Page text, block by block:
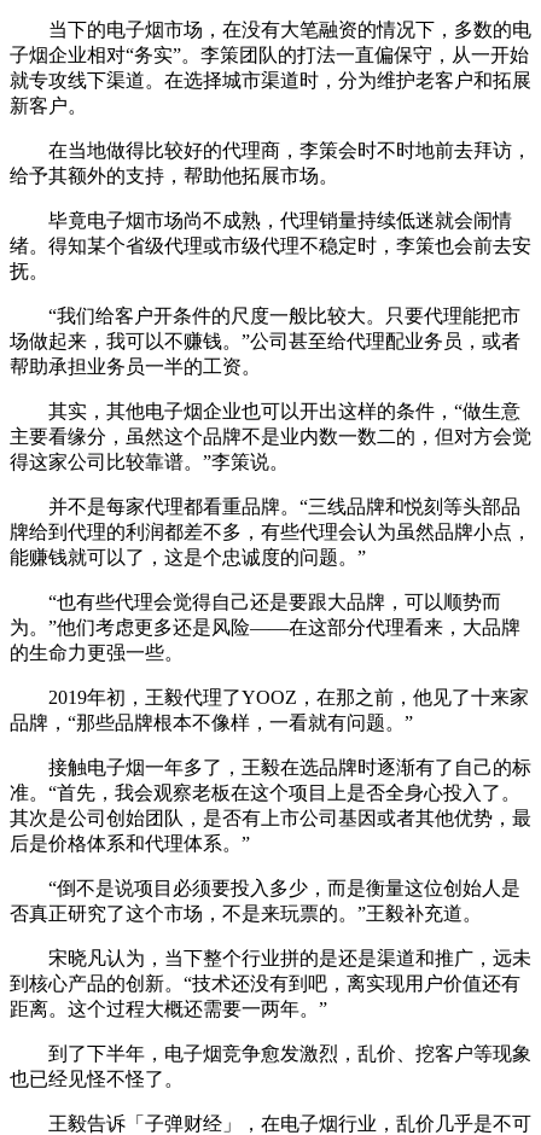
当下的电子烟市场，在没有大笔融资的情况下，多数的电
子烟企业相对“务实”。李策团队的打法一直偏保守，从一开始
就专攻线下渠道。在选择城市渠道时，分为维护老客户和拓展
新客户。
在当地做得比较好的代理商，李策会时不时地前去拜访，
给予其额外的支持，帮助他拓展市场。
毕竟电子烟市场尚不成熟，代理销量持续低迷就会闹情
绪。得知某个省级代理或市级代理不稳定时，李策也会前去安
抚。
“我们给客户开条件的尺度一般比较大。只要代理能把市
场做起来，我可以不赚钱。”公司甚至给代理配业务员，或者
帮助承担业务员一半的工资。
其实，其他电子烟企业也可以开出这样的条件，“做生意
主要看缘分，虽然这个品牌不是业内数一数二的，但对方会觉
得这家公司比较靠谱。”李策说。
并不是每家代理都看重品牌。“三线品牌和悦刻等头部品
牌给到代理的利润都差不多，有些代理会认为虽然品牌小点，
能赚钱就可以了，这是个忠诚度的问题。”
“也有些代理会觉得自己还是要跟大品牌，可以顺势而
为。”他们考虑更多还是风险——在这部分代理看来，大品牌
的生命力更强一些。
2019年初，王毅代理了YOOZ，在那之前，他见了十来家
品牌，“那些品牌根本不像样，一看就有问题。”
接触电子烟一年多了，王毅在选品牌时逐渐有了自己的标
准。“首先，我会观察老板在这个项目上是否全身心投入了。
其次是公司创始团队，是否有上市公司基因或者其他优势，最
后是价格体系和代理体系。”
“倒不是说项目必须要投入多少，而是衡量这位创始人是
否真正研究了这个市场，不是来玩票的。”王毅补充道。
宋晓凡认为，当下整个行业拼的是还是渠道和推广，远未
到核心产品的创新。“技术还没有到吧，离实现用户价值还有
距离。这个过程大概还需要一两年。”
到了下半年，电子烟竞争愈发激烈，乱价、挖客户等现象
也已经见怪不怪了。
王毅告诉「子弹财经」，在电子烟行业，乱价几乎是不可